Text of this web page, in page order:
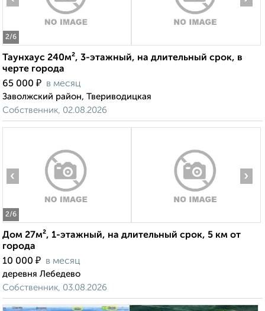
2/6
Таунхаус 240м², 3-этажный, на длительный срок, в
черте города
65 000 ₽ в месяц
Заволжский район, Твериводицкая
Собственник, 02.08.2026
2/6
‹ ›
Дом 27м², 1-этажный, на длительный срок, 5 км от
города
10 000 ₽ в месяц
деревня Лебедево
Собственник, 03.08.2026